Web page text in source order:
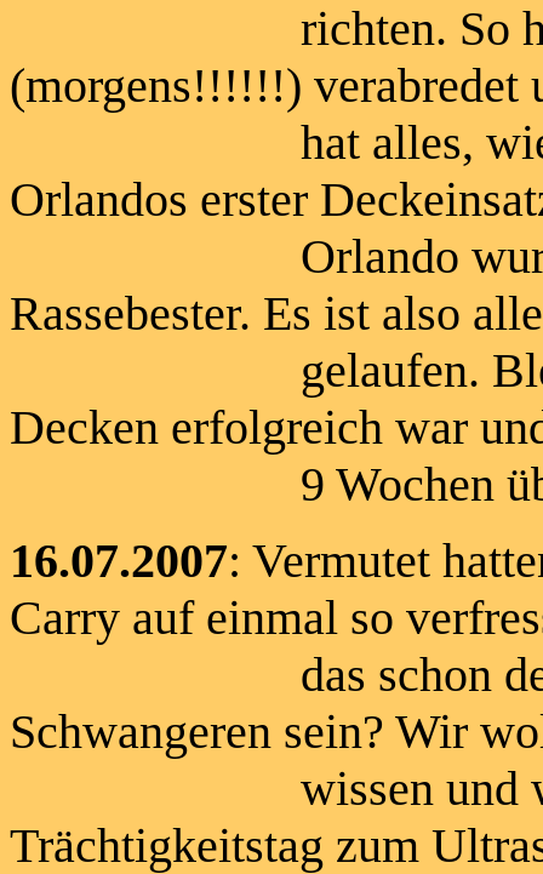
richten. So hatten
(morgens!!!!!!) verabredet
hat alles, wie
Orlandos erster
Orlando wurde
Rassebester. Es ist also
gelaufen. Bleibt zu
Decken erfolgreich war
9 Wochen über
16.07.2007: Vermutet
Carry auf einmal so
das schon der
Schwangeren sein? Wir
wissen und
Trächtigkeitstag zum